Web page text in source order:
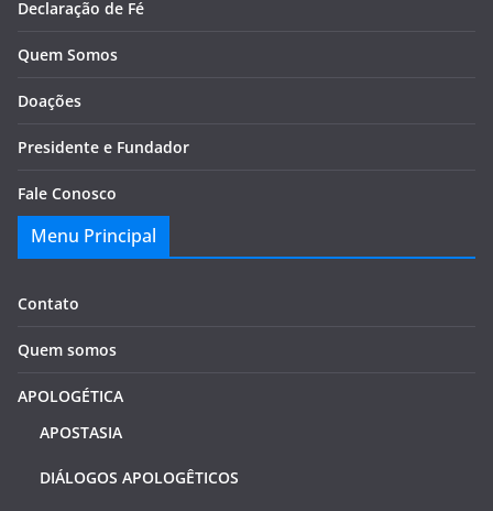
Declaração de Fé
Quem Somos
Doações
Presidente e Fundador
Fale Conosco
Menu Principal
Contato
Quem somos
APOLOGÉTICA
APOSTASIA
DIÁLOGOS APOLOGÊTICOS